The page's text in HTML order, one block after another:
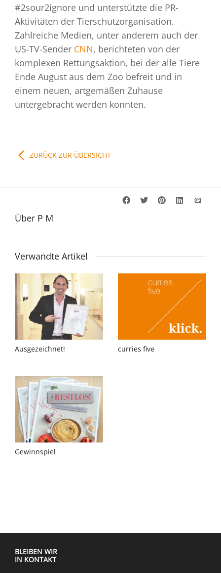
#2sour2ignore und unterstützte die PR-
Aktivitäten der Tierschutzorganisation.
Zahlreiche Medien, unter anderem auch der
US-TV-Sender CNN, berichteten von der
komplexen Rettungsaktion, bei der alle Tiere
Ende August aus dem Zoo befreit und in
einem neuen, artgemäßen Zuhause
untergebracht werden konnten.
ZURÜCK ZUR ÜBERSICHT
Über P M
Verwandte Artikel
Ausgezeichnet! curries five
Gewinnspiel
BLEIBEN WIR
IN KONTAKT